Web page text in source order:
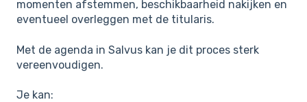
momenten afstemmen, beschikbaarheid nakijken en
eventueel overleggen met de titularis.
Met de agenda in Salvus kan je dit proces sterk
vereenvoudigen.
Je kan: